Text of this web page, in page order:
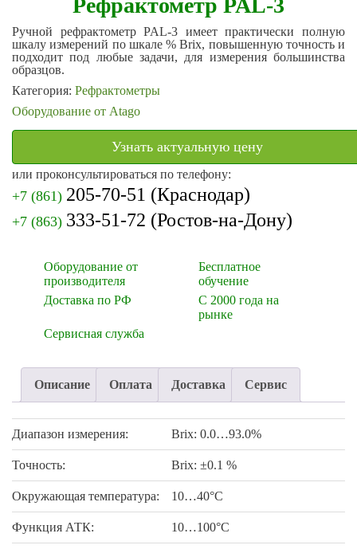
Рефрактометр PAL-3
Ручной рефрактометр PAL-3 имеет практически полную
шкалу измерений по шкале % Brix, повышенную точность и
подходит под любые задачи, для измерения большинства
образцов.
Категория: Рефрактометры
Оборудование от Atago
Узнать актуальную цену
или проконсультироваться по телефону:
+7 (861) 205-70-51 (Краснодар)
+7 (863) 333-51-72 (Ростов-на-Дону)
Оборудование от
производителя
Бесплатное
обучение
Доставка по РФ
С 2000 года на
рынке
Сервисная служба
Описание Оплата Доставка Сервис
Диапазон измерения: Brix: 0.0…93.0%
Точность: Brix: ±0.1 %
Окружающая температура: 10…40°C
Функция АТК: 10…100°C